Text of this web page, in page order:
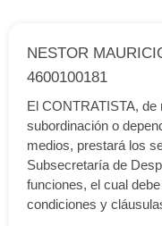
NESTOR
4600100181
El CONTRATISTA, de
subordinación o
medios, prestará los
Subsecretaría de
funciones, el cual
condiciones y